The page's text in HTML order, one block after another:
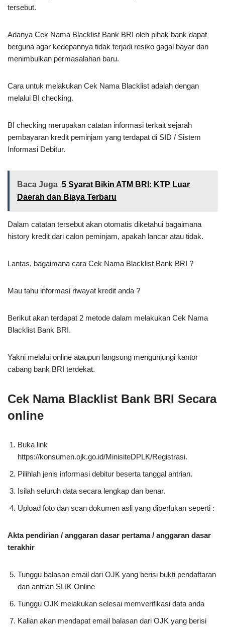
tersebut.
Adanya Cek Nama Blacklist Bank BRI oleh pihak bank dapat
berguna agar kedepannya tidak terjadi resiko gagal bayar dan
menimbulkan permasalahan baru.
Cara untuk melakukan Cek Nama Blacklist adalah dengan
melalui BI checking.
BI checking merupakan catatan informasi terkait sejarah
pembayaran kredit peminjam yang terdapat di SID / Sistem
Informasi Debitur.
Baca Juga 5 Syarat Bikin ATM BRI: KTP Luar
Daerah dan Biaya Terbaru
Dalam catatan tersebut akan otomatis diketahui bagaimana
history kredit dari calon peminjam, apakah lancar atau tidak.
Lantas, bagaimana cara Cek Nama Blacklist Bank BRI ?
Mau tahu informasi riwayat kredit anda ?
Berikut akan terdapat 2 metode dalam melakukan Cek Nama
Blacklist Bank BRI.
Yakni melalui online ataupun langsung mengunjungi kantor
cabang bank BRI terdekat.
Cek Nama Blacklist Bank BRI Secara
online
Buka link
https://konsumen.ojk.go.id/MinisiteDPLK/Registrasi.
Pilihlah jenis informasi debitur beserta tanggal antrian.
Isilah seluruh data secara lengkap dan benar.
Upload foto dan scan dokumen asli yang diperlukan seperti :
Akta pendirian / anggaran dasar pertama / anggaran dasar
terakhir
Tunggu balasan email dari OJK yang berisi bukti pendaftaran
dan antrian SLIK Online
Tunggu OJK melakukan selesai memverifikasi data anda
Kalian akan mendapat email balasan dari OJK yang berisi